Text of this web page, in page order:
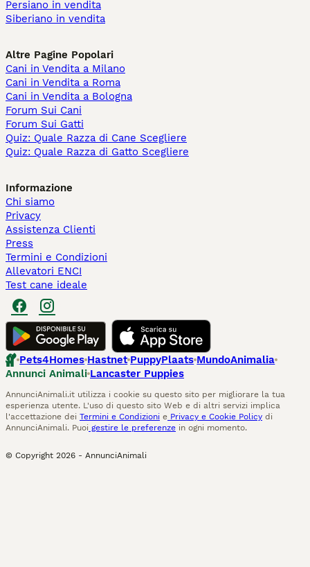
Persiano in vendita
Siberiano in vendita
Altre Pagine Popolari
Cani in Vendita a Milano
Cani in Vendita a Roma
Cani in Vendita a Bologna
Forum Sui Cani
Forum Sui Gatti
Quiz: Quale Razza di Cane Scegliere
Quiz: Quale Razza di Gatto Scegliere
Informazione
Chi siamo
Privacy
Assistenza Clienti
Press
Termini e Condizioni
Allevatori ENCI
Test cane ideale
Pets4Homes Hastnet PuppyPlaats MundoAnimalia
Annunci Animali Lancaster Puppies
AnnunciAnimali.it utilizza i cookie su questo sito per migliorare la tua
esperienza utente. L'uso di questo sito Web e di altri servizi implica
l'accettazione dei Termini e Condizioni e Privacy e Cookie Policy di
AnnunciAnimali. Puoi gestire le preferenze in ogni momento.
© Copyright 2026 - AnnunciAnimali